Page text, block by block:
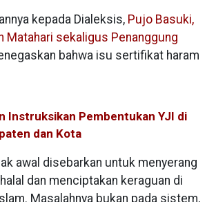
kepada Dialeksis, Pujo Basuki,
Matahari sekaligus Penanggung
bahwa isu sertifikat haram
Instruksikan Pembentukan YJI di
dan Kota
awal disebarkan untuk menyerang
dan menciptakan keraguan di
Masalahnya bukan pada sistem,